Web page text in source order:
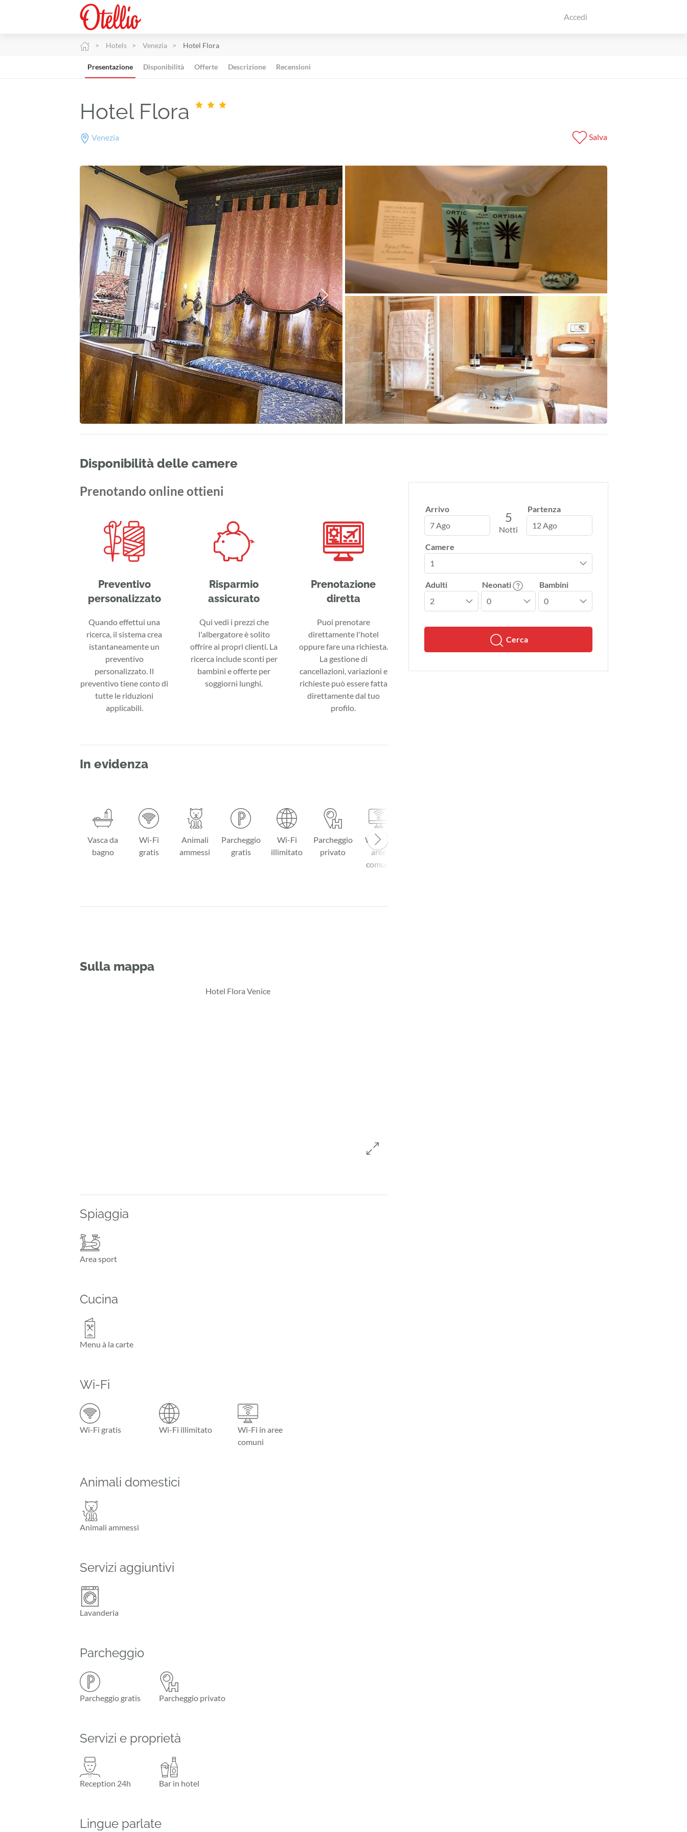
Accedi
Hotels Venezia Hotel Flora
Presentazione Disponibilità Offerte Descrizione Recensioni
Hotel Flora
Venezia Salva
Disponibilità delle camere
Arrivo
7 Ago
5
Notti
Partenza
12 Ago
Camere
Adulti Neonati Bambini
Cerca
Prenotando online ottieni
Preventivo
personalizzato
Quando effettui una
ricerca, il sistema crea
istantaneamente un
preventivo
personalizzato. Il
preventivo tiene conto di
tutte le riduzioni
applicabili.
Risparmio
assicurato
Qui vedi i prezzi che
l'albergatore è solito
offrire ai propri clienti. La
ricerca include sconti per
bambini e offerte per
soggiorni lunghi.
Prenotazione
diretta
Puoi prenotare
direttamente l'hotel
oppure fare una richiesta.
La gestione di
cancellazioni, variazioni e
richieste può essere fatta
direttamente dal tuo
profilo.
In evidenza
Vasca da
bagno
Wi-Fi
gratis
Animali
ammessi
Parcheggio
gratis
Wi-Fi
illimitato
Parcheggio
privato
Wi-Fi in
aree
comuni
Sulla mappa
Spiaggia
Area sport
Cucina
Menu à la carte
Wi-Fi
Wi-Fi gratis Wi-Fi illimitato
Wi-Fi in aree
comuni
Animali domestici
Animali ammessi
Servizi aggiuntivi
Lavanderia
Parcheggio
Parcheggio gratis Parcheggio privato
Servizi e proprietà
Reception 24h Bar in hotel
Lingue parlate